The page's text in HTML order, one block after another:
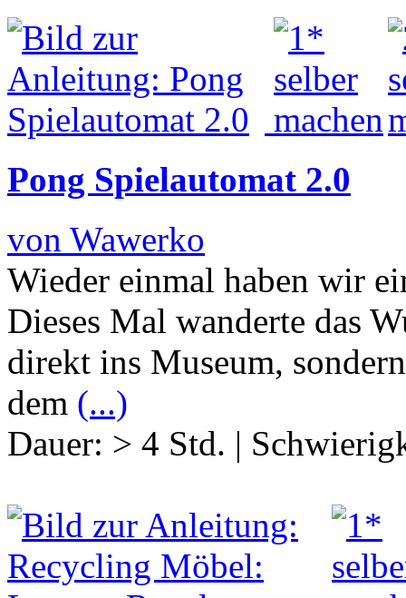
Pong Spielautomat 2.0
von Wawerko
Wieder einmal haben wir
Dieses Mal wanderte das
direkt ins Museum,
dem (...)
Dauer: > 4 Std. |